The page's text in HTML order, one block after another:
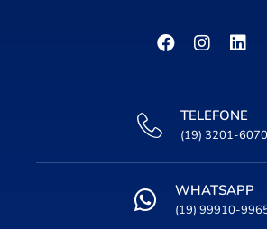
TELEFONE
(19) 3201-6070
WHATSAPP
(19) 99910-